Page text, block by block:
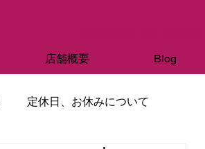
店舗概要 Blog
定休日、お休みについて